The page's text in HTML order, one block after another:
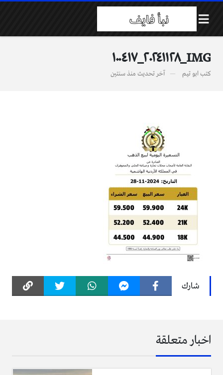
IMG_٢٠٢٤١١٢٨_١٠٠٤١٧
كتب ابو تيم آخر تحديث منذ سنتين
شارك
اخبار متعلقة